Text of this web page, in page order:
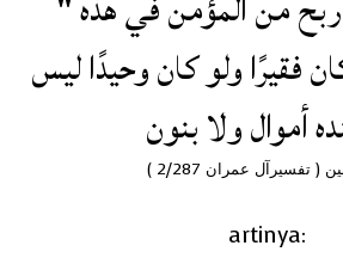
فقيرًا ولو كان وحيدًا ليس
(تفسيرآل عمران
artinya: